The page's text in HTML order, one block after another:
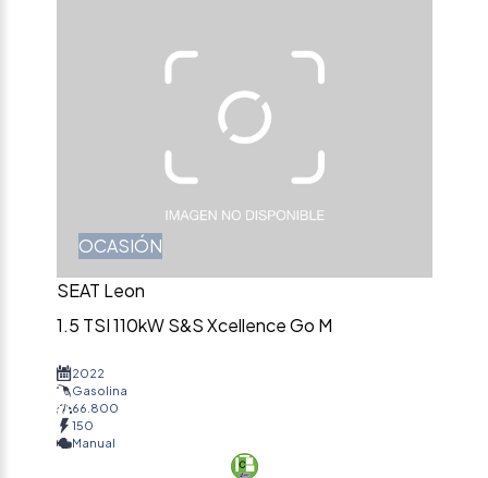
OCASIÓN
SEAT Leon
1.5 TSI 110kW S&S Xcellence Go M
2022
Gasolina
66.800
150
Manual